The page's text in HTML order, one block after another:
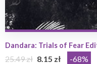
Dandara: Trials of Fear
25.49 zł 8.15 zł -68%